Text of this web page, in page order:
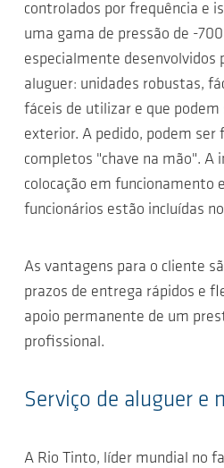
controlados por frequência e
uma gama de pressão de -
especialmente desenvolvidos
aluguer: unidades robustas,
fáceis de utilizar e que
exterior. A pedido, podem ser
completos "chave na mão". A
colocação em funcionamento
funcionários estão incluídas
As vantagens para o cliente
prazos de entrega rápidos e
apoio permanente de um
profissional.
Serviço de aluguer e
A Rio Tinto, líder mundial no